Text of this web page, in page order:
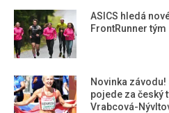
ASICS hledá
FrontRunner tým
Novinka
pojede za český
Vrabcová-